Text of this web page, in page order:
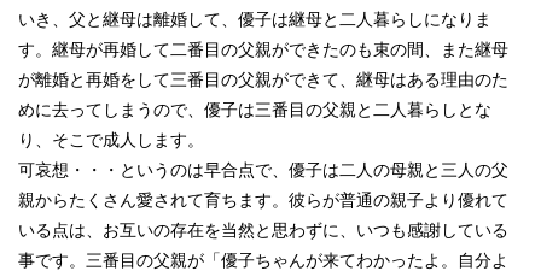
いき、父と継母は離婚して、優子は継母と二人暮らしになりま
す。継母が再婚して二番目の父親ができたのも束の間、
また継母
が離婚と再婚をして三番目の父親ができて、継母はある理由のた
めに去ってしまうので、優子は三番目の父親と二人暮らしとな
り、そこで成人します。
可哀想・・・というのは早合点で、優子は二人の母親と三人の父
親からたくさん愛されて育ちます。彼らが普通の親子より優れて
いる点は、お互いの存在を当然と思わずに、いつも感謝している
事です。三番目の父親が「優子ちゃんが来てわかったよ。自分よ